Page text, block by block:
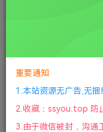
①下载安装教程
版本：中文版|容量
新
重要通知
1.本站资源无广告,无捆
2.收藏：ssyou.top 防
3.由于微信被封，沟通